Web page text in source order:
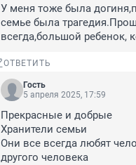
У меня тоже была
семье была
всегда,большой ребенок,
ОТВЕТИТЬ
Гость
5 апреля 2025, 17:59
Прекрасные и добрые
Хранители семьи
Они все всегда любят
другого человека